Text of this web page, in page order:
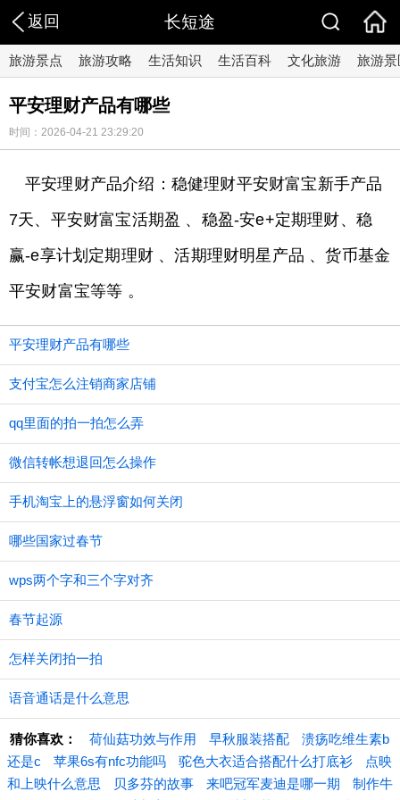
返回 长短途
旅游景点 旅游攻略 生活知识 生活百科 文化旅游 旅游景
平安理财产品有哪些
时间：2026-04-21 23:29:20
平安理财产品介绍：稳健理财平安财富宝新手产品
7天、平安财富宝活期盈 、稳盈-安e+定期理财、稳
赢-e享计划定期理财 、活期理财明星产品 、货币基金
平安财富宝等等 。
平安理财产品有哪些
支付宝怎么注销商家店铺
qq里面的拍一拍怎么弄
微信转帐想退回怎么操作
手机淘宝上的悬浮窗如何关闭
哪些国家过春节
wps两个字和三个字对齐
春节起源
怎样关闭拍一拍
语音通话是什么意思
猜你喜欢： 荷仙菇功效与作用 早秋服装搭配
溃疡吃维生素b
还是c
苹果6s有nfc功能吗 驼色大衣适合搭配什么打底衫
点映
和上映什么意思
贝多芬的故事 来吧冠军麦迪是哪一期
制作牛